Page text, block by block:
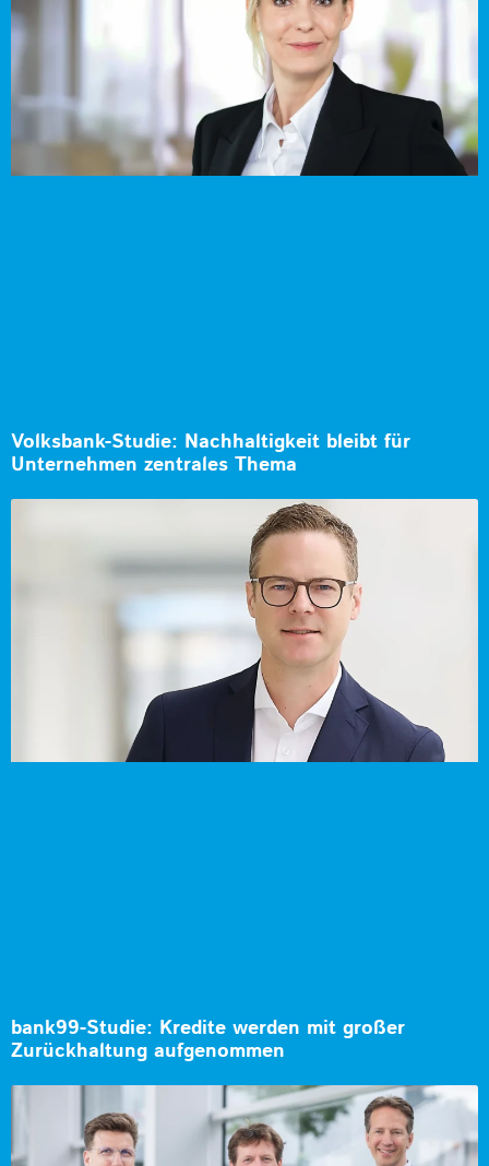
Volksbank-Studie: Nachhaltigkeit bleibt für
Unternehmen zentrales Thema
bank99-Studie: Kredite werden mit großer
Zurückhaltung aufgenommen